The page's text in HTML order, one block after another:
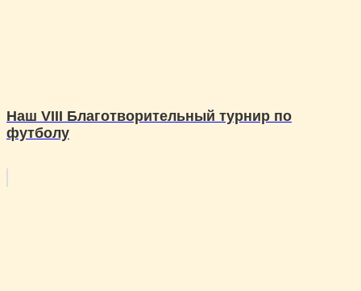
Наш VIII Благотворительный турнир по
футболу